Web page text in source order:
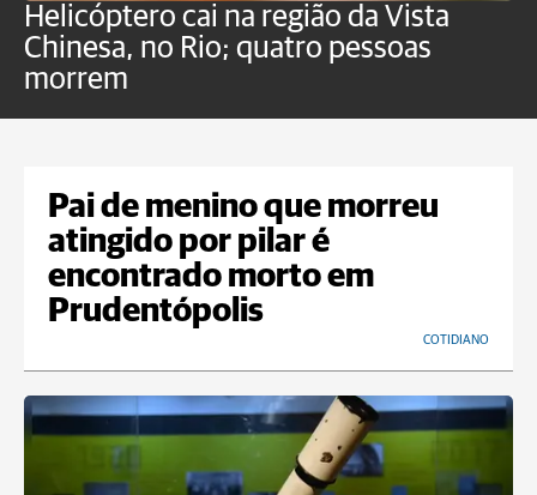
Helicóptero cai na região da Vista
Chinesa, no Rio; quatro pessoas
morrem
Pai de menino que morreu
atingido por pilar é
encontrado morto em
Prudentópolis
COTIDIANO